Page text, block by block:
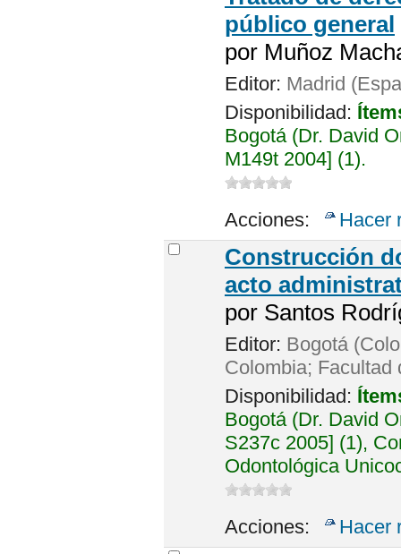
público general
por Muñoz
Editor: Madrid
Disponibilidad:
Bogotá (Dr. David
M149t 2004] (1).
Acciones: Hacer
Construcción
acto
por Santos
Editor: Bogotá
Colombia; Facultad
Disponibilidad:
Bogotá (Dr. David
S237c 2005] (1),
Odontológica
Acciones: Hacer